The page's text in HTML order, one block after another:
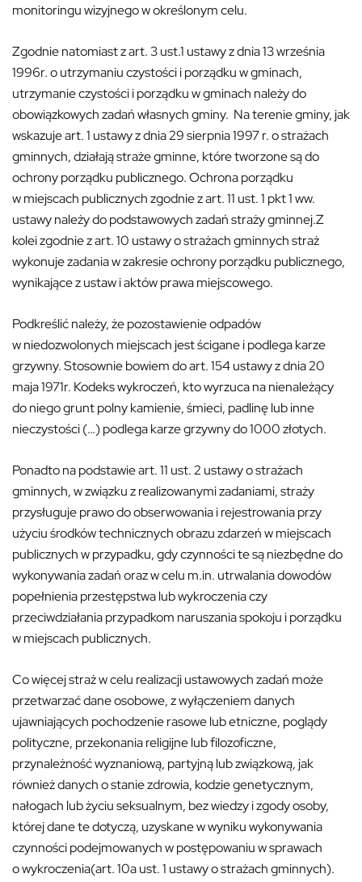
monitoringu wizyjnego w określonym celu.
Zgodnie natomiast z art. 3 ust.1 ustawy z dnia 13 września
1996r. o utrzymaniu czystości i porządku w gminach,
utrzymanie czystości i porządku w gminach należy do
obowiązkowych zadań własnych gminy. Na terenie gminy, jak
wskazuje art. 1 ustawy z dnia 29 sierpnia 1997 r. o strażach
gminnych, działają straże gminne, które tworzone są do
ochrony porządku publicznego. Ochrona porządku
w miejscach publicznych zgodnie z art. 11 ust. 1 pkt 1 ww.
ustawy należy do podstawowych zadań straży gminnej.Z
kolei zgodnie z art. 10 ustawy o strażach gminnych straż
wykonuje zadania w zakresie ochrony porządku publicznego,
wynikające z ustaw i aktów prawa miejscowego.
Podkreślić należy, że pozostawienie odpadów
w niedozwolonych miejscach jest ścigane i podlega karze
grzywny. Stosownie bowiem do art. 154 ustawy z dnia 20
maja 1971r. Kodeks wykroczeń, kto wyrzuca na nienależący
do niego grunt polny kamienie, śmieci, padlinę lub inne
nieczystości (…) podlega karze grzywny do 1000 złotych.
Ponadto na podstawie art. 11 ust. 2 ustawy o strażach
gminnych, w związku z realizowanymi zadaniami, straży
przysługuje prawo do obserwowania i rejestrowania przy
użyciu środków technicznych obrazu zdarzeń w miejscach
publicznych w przypadku, gdy czynności te są niezbędne do
wykonywania zadań oraz w celu m.in. utrwalania dowodów
popełnienia przestępstwa lub wykroczenia czy
przeciwdziałania przypadkom naruszania spokoju i porządku
w miejscach publicznych.
Co więcej straż w celu realizacji ustawowych zadań może
przetwarzać dane osobowe, z wyłączeniem danych
ujawniających pochodzenie rasowe lub etniczne, poglądy
polityczne, przekonania religijne lub filozoficzne,
przynależność wyznaniową, partyjną lub związkową, jak
również danych o stanie zdrowia, kodzie genetycznym,
nałogach lub życiu seksualnym, bez wiedzy i zgody osoby,
której dane te dotyczą, uzyskane w wyniku wykonywania
czynności podejmowanych w postępowaniu w sprawach
o wykroczenia(art. 10a ust. 1 ustawy o strażach gminnych).